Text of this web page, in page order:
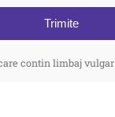
Trimite
contin limbaj vulgar